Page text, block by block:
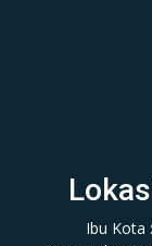
Ibu Kota